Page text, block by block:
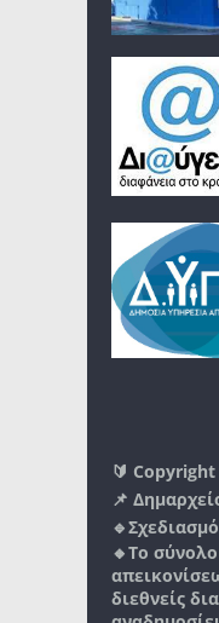
🔰
📌
🔸Το
διεθνείς